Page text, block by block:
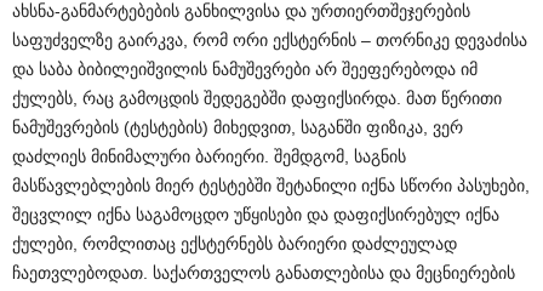
ახსნა-განმარტებების განხილვისა და ურთიერთშეჯერების
საფუძველზე გაირკვა, რომ ორი ექსტერნის – თორნიკე დევაძისა
და საბა ბიბილეიშვილის ნამუშევრები არ შეეფერებოდა იმ
ქულებს, რაც გამოცდის შედეგებში დაფიქსირდა. მათ წერითი
ნამუშევრების (ტესტების) მიხედვით, საგანში ფიზიკა, ვერ
დაძლიეს მინიმალური ბარიერი. შემდგომ, საგნის
მასწავლებლების მიერ ტესტებში შეტანილი იქნა სწორი პასუხები,
შეცვლილ იქნა საგამოცდო უწყისები და დაფიქსირებულ იქნა
ქულები, რომლითაც ექსტერნებს ბარიერი დაძლეულად
ჩაეთვლებოდათ. საქართველოს განათლებისა და მეცნიერების